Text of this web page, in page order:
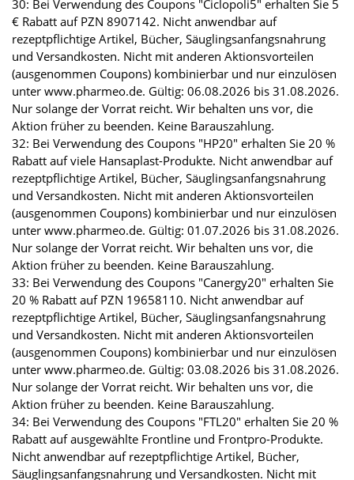
30: Bei Verwendung des Coupons "Ciclopoli5" erhalten Sie 5
€ Rabatt auf PZN 8907142. Nicht anwendbar auf
rezeptpflichtige Artikel, Bücher, Säuglingsanfangsnahrung
und Versandkosten. Nicht mit anderen Aktionsvorteilen
(ausgenommen Coupons) kombinierbar und nur einzulösen
unter www.pharmeo.de. Gültig: 06.08.2026 bis 31.08.2026.
Nur solange der Vorrat reicht. Wir behalten uns vor, die
Aktion früher zu beenden. Keine Barauszahlung.
32: Bei Verwendung des Coupons "HP20" erhalten Sie 20 %
Rabatt auf viele Hansaplast-Produkte. Nicht anwendbar auf
rezeptpflichtige Artikel, Bücher, Säuglingsanfangsnahrung
und Versandkosten. Nicht mit anderen Aktionsvorteilen
(ausgenommen Coupons) kombinierbar und nur einzulösen
unter www.pharmeo.de. Gültig: 01.07.2026 bis 31.08.2026.
Nur solange der Vorrat reicht. Wir behalten uns vor, die
Aktion früher zu beenden. Keine Barauszahlung.
33: Bei Verwendung des Coupons "Canergy20" erhalten Sie
20 % Rabatt auf PZN 19658110. Nicht anwendbar auf
rezeptpflichtige Artikel, Bücher, Säuglingsanfangsnahrung
und Versandkosten. Nicht mit anderen Aktionsvorteilen
(ausgenommen Coupons) kombinierbar und nur einzulösen
unter www.pharmeo.de. Gültig: 03.08.2026 bis 31.08.2026.
Nur solange der Vorrat reicht. Wir behalten uns vor, die
Aktion früher zu beenden. Keine Barauszahlung.
34: Bei Verwendung des Coupons "FTL20" erhalten Sie 20 %
Rabatt auf ausgewählte Frontline und Frontpro-Produkte.
Nicht anwendbar auf rezeptpflichtige Artikel, Bücher,
Säuglingsanfangsnahrung und Versandkosten. Nicht mit